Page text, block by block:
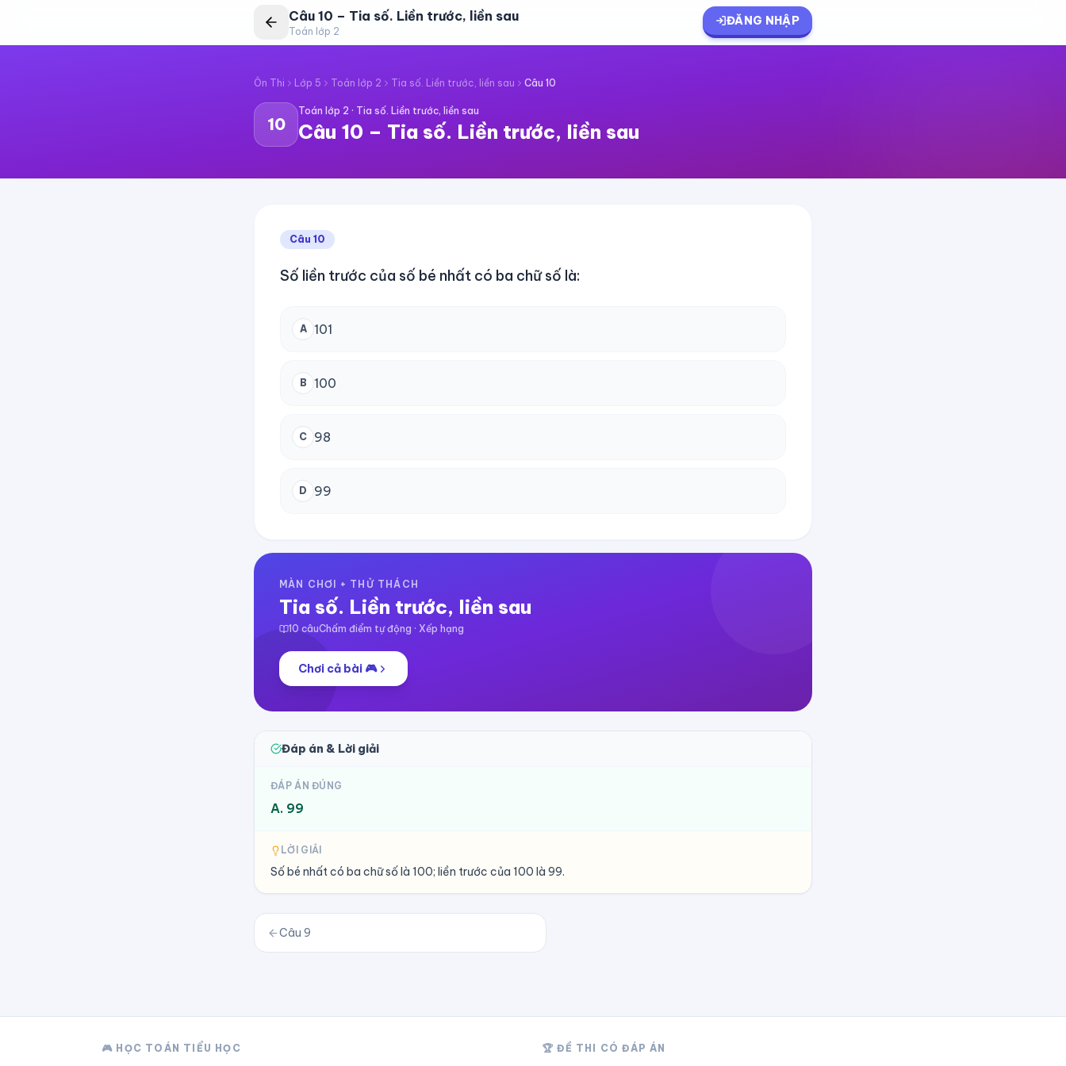
Câu 10 – Tia số. Liền trước, liền sau
Toán lớp 2
ĐĂNG NHẬP
Ôn Thi Lớp 5 Toán lớp 2 Tia số. Liền trước, liền sau Câu 10
10
Toán lớp 2 · Tia số. Liền trước, liền sau
Câu 10 – Tia số. Liền trước, liền sau
Câu 10
Số liền trước của số bé nhất có ba chữ số là:
A 101
B 100
C 98
D 99
MÀN CHƠI + THỬ THÁCH
Tia số. Liền trước, liền sau
10câuChấm điểm tự động · Xếp hạng
Chơi cả bài 🎮
Đáp án & Lời giải
ĐÁP ÁN ĐÚNG
A. 99
LỜI GIẢI
Số bé nhất có ba chữ số là 100; liền trước của 100 là 99.
Câu 9
🎮 HỌC TOÁN TIỂU HỌC 🏆 ĐỀ THI CÓ ĐÁP ÁN